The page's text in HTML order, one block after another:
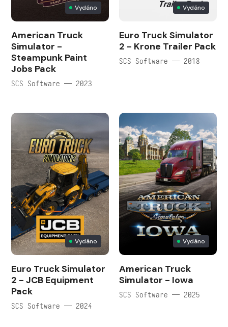
Vydáno
American Truck
Simulator -
Steampunk Paint
Jobs Pack
SCS Software — 2023
Vydáno
Euro Truck Simulator
2 - Krone Trailer Pack
SCS Software — 2018
Vydáno
Euro Truck Simulator
2 - JCB Equipment
Pack
SCS Software — 2024
Vydáno
American Truck
Simulator - Iowa
SCS Software — 2025